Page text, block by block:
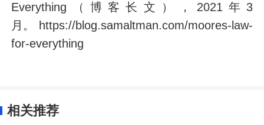
Everything（博客长文），2021年3
月。 https://blog.samaltman.com/moores-law-
for-everything
相关推荐